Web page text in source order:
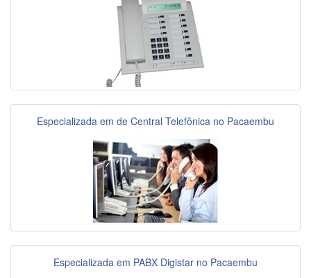
Especializada em de Central Telefônica no Pacaembu
Especializada em PABX Digistar no Pacaembu